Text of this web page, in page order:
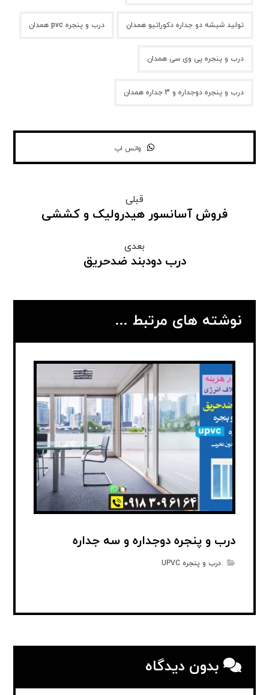
تولید شیشه دو جداره دکوراتیو همدان درب و پنجره pvc همدان
درب و پنجره پی وی سی همدان
درب و پنجره دوجداره‌ و 3 جداره همدان
واتس اپ
قبلی
فروش آسانسور هیدرولیک و کششی
بعدی
درب دودبند ضدحریق
نوشته های مرتبط ...
درب و پنجره دوجداره و سه جداره
درب و پنجره UPVC
بدون دیدگاه